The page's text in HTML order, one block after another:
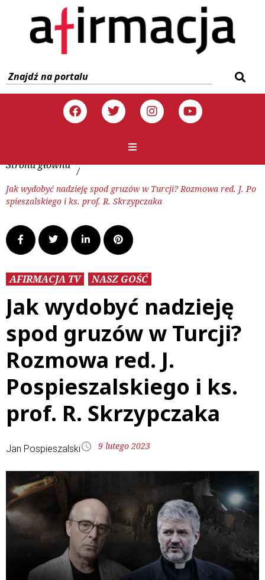
Strona główna /
Jak wydobyć nadzieję spod gruzów w Turcji? Rozmowa red. J. Po
spieszalskiego i ks. prof. R. Skrzypczaka
AFIRMACJA TV NASZ GOŚĆ
Jak wydobyć nadzieję
spod gruzów w Turcji?
Rozmowa red. J.
Pospieszalskiego i ks.
prof. R. Skrzypczaka
Jan Pospieszalski 9 lutego 2023